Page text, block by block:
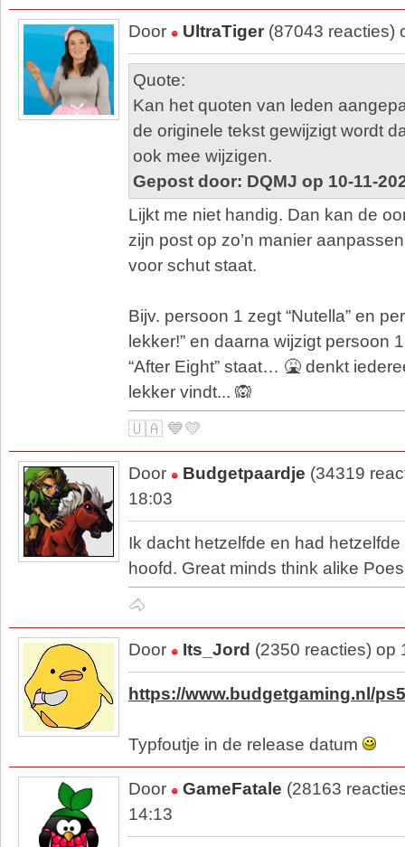
Door UltraTiger (87043 reacties)
Quote:
Kan het quoten van leden
de originele tekst gewijzigt wordt
ook mee wijzigen.
Gepost door: DQMJ op 10-11-
Lijkt me niet handig. Dan kan de
zijn post op zo’n manier
voor schut staat.
Bijv. persoon 1 zegt “Nutella” en
lekker!” en daarna wijzigt persoon
“After Eight” staat… 🤮 denkt
lekker vindt... 🙉
🇺🇦 💙💛
Door Budgetpaardje (34319
18:03
Ik dacht hetzelfde en had
hoofd. Great minds think alike
🐴
Door Its_Jord (2350 reacties) op
https://www.budgetgaming.nl/
Typfoutje in de release datum
Door GameFatale (28163
14:13